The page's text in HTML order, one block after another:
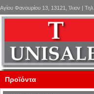
Αγίου Φανουρίου 13, 13121, Ίλιον | Τηλ.
Προϊόντα